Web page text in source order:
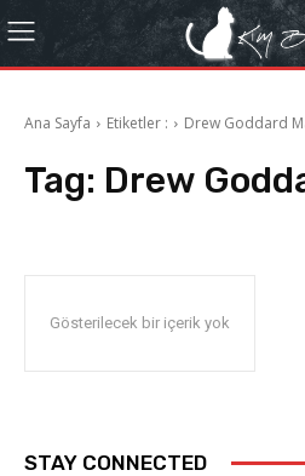
Ana Sayfa Etiketler : Drew Goddard
Tag: Drew
Gösterilecek bir içerik yok
STAY CONNECTED